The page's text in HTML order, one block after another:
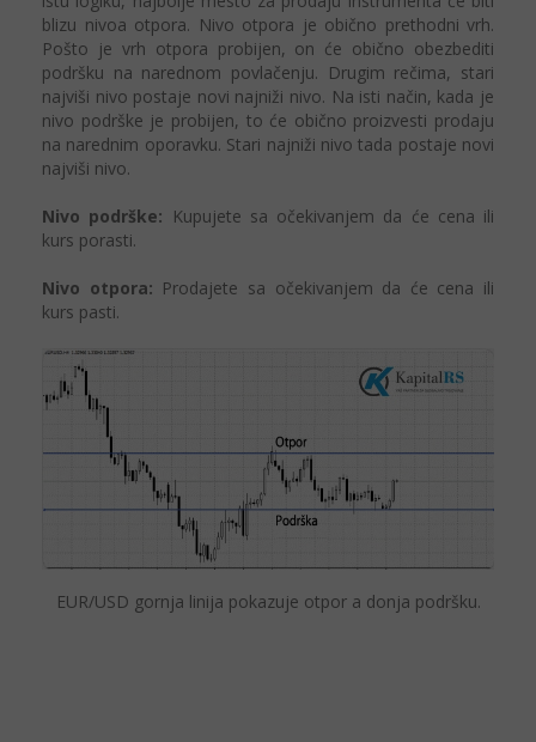
blizu nivoa otpora. Nivo otpora je obično prethodni vrh.
Pošto je vrh otpora probijen, on će obično obezbediti
podršku na narednom povlačenju. Drugim rečima, stari
najviši nivo postaje novi najniži nivo. Na isti način, kada je
nivo podrške je probijen, to će obično proizvesti prodaju
na narednim oporavku. Stari najniži nivo tada postaje novi
najviši nivo.
Nivo podrške: Kupujete sa očekivanjem da će cena ili
kurs porasti.
Nivo otpora: Prodajete sa očekivanjem da će cena ili
kurs pasti.
EUR/USD gornja linija pokazuje otpor a donja podršku.